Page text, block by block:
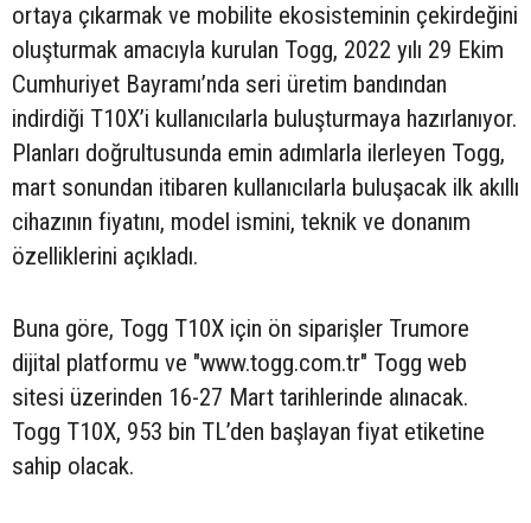
ortaya çıkarmak ve mobilite ekosisteminin çekirdeğini
oluşturmak amacıyla kurulan Togg, 2022 yılı 29 Ekim
Cumhuriyet Bayramı’nda seri üretim bandından
indirdiği T10X’i kullanıcılarla buluşturmaya hazırlanıyor.
Planları doğrultusunda emin adımlarla ilerleyen Togg,
mart sonundan itibaren kullanıcılarla buluşacak ilk akıllı
cihazının fiyatını, model ismini, teknik ve donanım
özelliklerini açıkladı.
Buna göre, Togg T10X için ön siparişler Trumore
dijital platformu ve "www.togg.com.tr" Togg web
sitesi üzerinden 16-27 Mart tarihlerinde alınacak.
Togg T10X, 953 bin TL’den başlayan fiyat etiketine
sahip olacak.